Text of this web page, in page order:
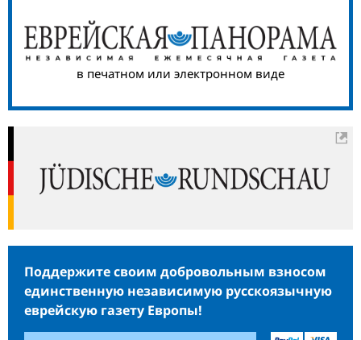
в печатном или электронном виде
Поддержите своим добровольным взносом
единственную независимую русскоязычную
еврейскую газету Европы!